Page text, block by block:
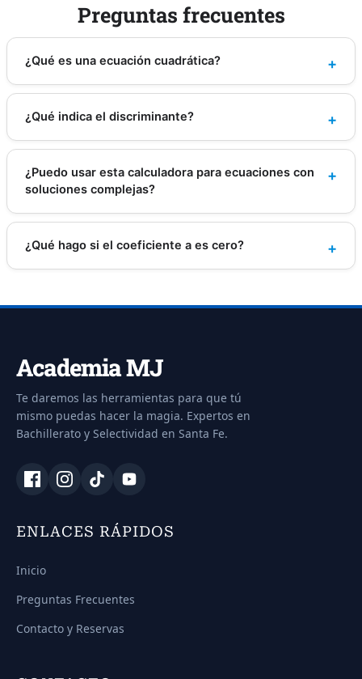
Preguntas frecuentes
¿Qué es una ecuación cuadrática?
¿Qué indica el discriminante?
¿Puedo usar esta calculadora para ecuaciones con
soluciones complejas?
¿Qué hago si el coeficiente a es cero?
Academia MJ
Te daremos las herramientas para que tú
mismo puedas hacer la magia. Expertos en
Bachillerato y Selectividad en Santa Fe.
ENLACES RÁPIDOS
Inicio
Preguntas Frecuentes
Contacto y Reservas